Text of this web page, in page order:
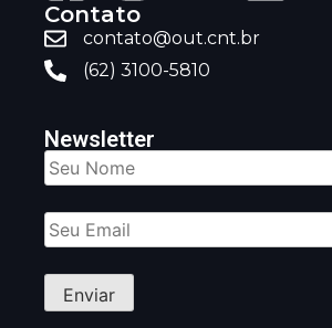
Contato
contato@out.cnt.br
(62) 3100-5810
Newsletter